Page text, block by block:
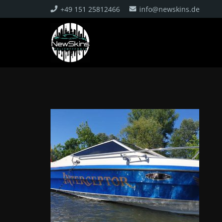
+49 151 25812466 info@newskins.de